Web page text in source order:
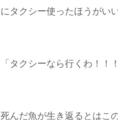
にタクシー使ったほうがい
「タクシーなら行くわ！！！
死んだ魚が生き返るとはこ